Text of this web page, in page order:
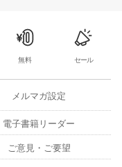
無料 セール
メルマガ設定
電子書籍リーダー
ご意見・ご要望